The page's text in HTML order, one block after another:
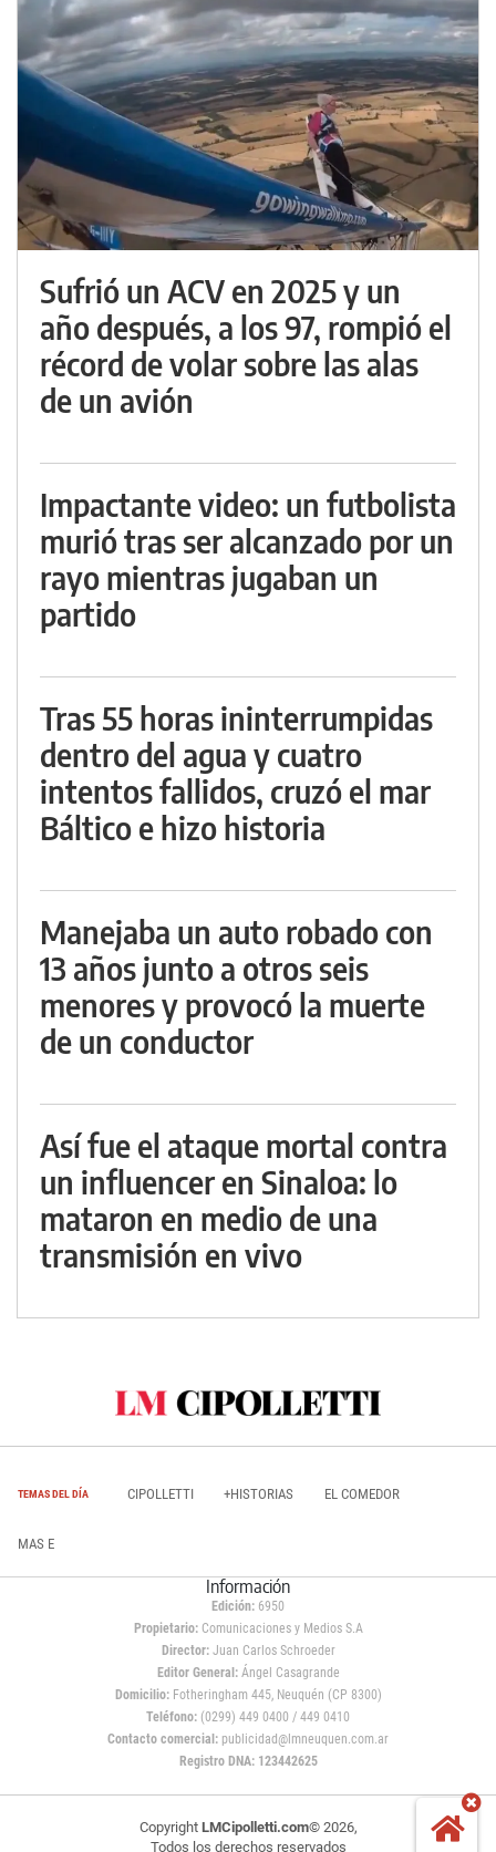
Sufrió un ACV en 2025 y un
año después, a los 97, rompió el
récord de volar sobre las alas
de un avión
Impactante video: un futbolista
murió tras ser alcanzado por un
rayo mientras jugaban un
partido
Tras 55 horas ininterrumpidas
dentro del agua y cuatro
intentos fallidos, cruzó el mar
Báltico e hizo historia
Manejaba un auto robado con
13 años junto a otros seis
menores y provocó la muerte
de un conductor
Así fue el ataque mortal contra
un influencer en Sinaloa: lo
mataron en medio de una
transmisión en vivo
TEMAS DEL DÍA CIPOLLETTI +HISTORIAS EL COMEDOR
MAS E
Información
Edición: 6950
Propietario:Comunicaciones y Medios S.A
Director: Juan Carlos Schroeder
Editor General:Ángel Casagrande
Domicilio:Fotheringham 445, Neuquén (CP 8300)
Teléfono: (0299) 449 0400 / 449 0410
Contacto comercial: publicidad@lmneuquen.com.ar
Registro DNA: 123442625
Copyright LMCipolletti.com© 2026,
Todos los derechos reservados